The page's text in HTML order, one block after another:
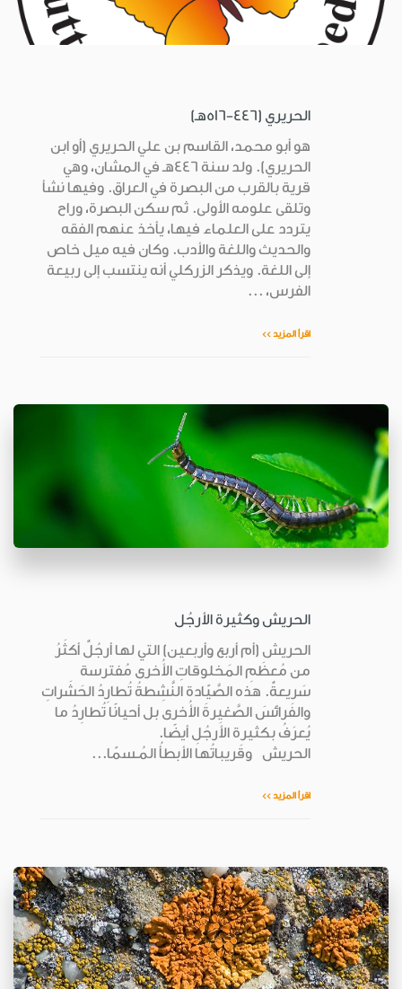
الحريري (446-516هـ)
هو أبو محمد، القاسم بن علي الحريري (أو ابن
الحريري). ولد سنة 446هـ في المشان، وهي
قرية بالقرب من البصرة في العراق. وفيها نشأ
وتلقى علومه الأولى. ثم سكن البصرة، وراح
يتردد على العلماء فيها، يأخذ عنهم الفقه
والحديث واللغة والأدب. وكان فيه ميل خاص
إلى اللغة. ويذكر الزركلي أنه ينتسب إلى ربيعة
الفرس، ...
اقرأ المزيد >>
الحريش وكثيرة الأرجُل
الحريش (أم أربع وأربعين) التي لها أرجُلٌ أكثَرُ
من مُعظَمِ المَخلوقاتِ الأُخرى مُفترسة
سَريعةٌ. هذه الصَّيّادة النَّشِطةُ تُطارِدُ الحَشَراتِ
والفَرائسَ الصَّغيرةَ الأُخرى بل أحيانًا تُطارِدُ ما
يُعرَفُ بكثيرة الأَرجُلِ أيضًا.
الحريش وقَريباتُها الأبطأُ المُـسمّا...
اقرأ المزيد >>